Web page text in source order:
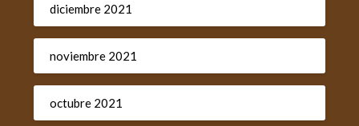
diciembre 2021
noviembre 2021
octubre 2021